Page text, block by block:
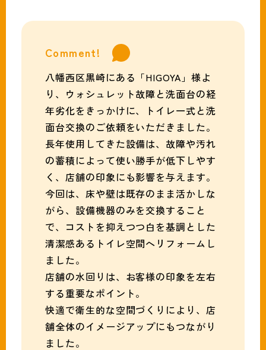
Comment!
八幡西区黒崎にある「HIGOYA」様よ
り、ウォシュレット故障と洗面台の経
年劣化をきっかけに、トイレ一式と洗
面台交換のご依頼をいただきました。
長年使用してきた設備は、故障や汚れ
の蓄積によって使い勝手が低下しやす
く、店舗の印象にも影響を与えます。
今回は、床や壁は既存のまま活かしな
がら、設備機器のみを交換すること
で、コストを抑えつつ白を基調とした
清潔感あるトイレ空間へリフォームし
ました。
店舗の水回りは、お客様の印象を左右
する重要なポイント。
快適で衛生的な空間づくりにより、店
舗全体のイメージアップにもつながり
ました。